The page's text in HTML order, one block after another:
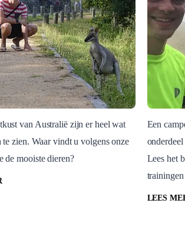
spotten aan de
van Australië
van Australië zijn er heel wat
zien. Waar vindt u volgens onze
de mooiste dieren?
de
Een
Lees het
LEES